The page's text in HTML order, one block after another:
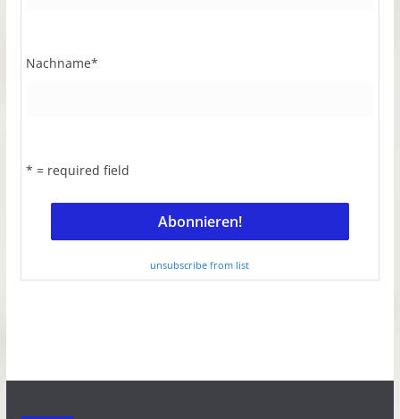
Nachname*
* = required field
unsubscribe from list